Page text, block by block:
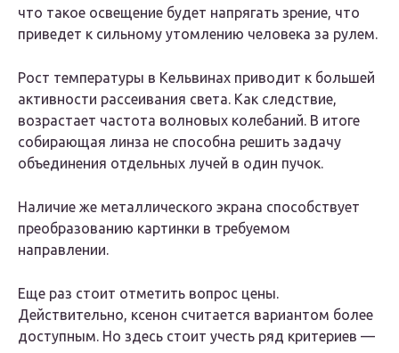
что такое освещение будет напрягать зрение, что
приведет к сильному утомлению человека за рулем.
Рост температуры в Кельвинах приводит к большей
активности рассеивания света. Как следствие,
возрастает частота волновых колебаний. В итоге
собирающая линза не способна решить задачу
объединения отдельных лучей в один пучок.
Наличие же металлического экрана способствует
преобразованию картинки в требуемом
направлении.
Еще раз стоит отметить вопрос цены.
Действительно, ксенон считается вариантом более
доступным. Но здесь стоит учесть ряд критериев —